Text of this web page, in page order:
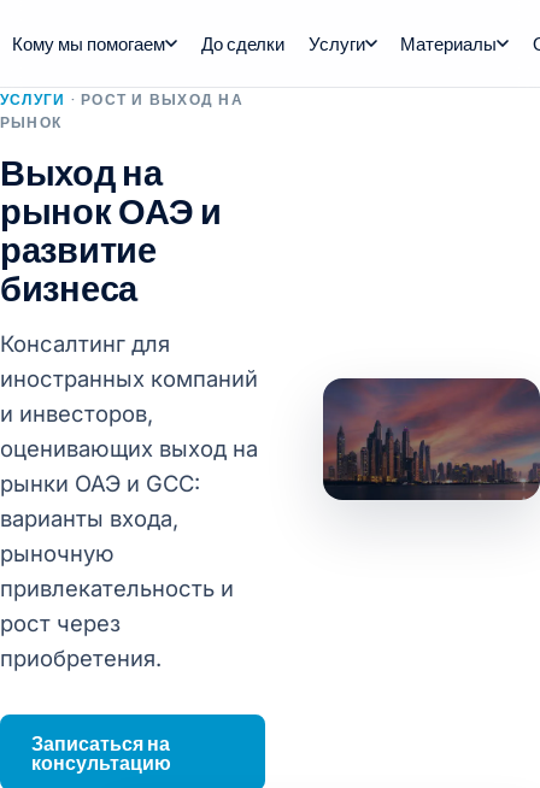
Кому мы помогаем До сделки Услуги Материалы
УСЛУГИ · РОСТ И ВЫХОД НА
РЫНОК
Выход на
рынок ОАЭ и
развитие
бизнеса
Консалтинг для
иностранных компаний
и инвесторов,
оценивающих выход на
рынки ОАЭ и GCC:
варианты входа,
рыночную
привлекательность и
рост через
приобретения.
Записаться на
консультацию